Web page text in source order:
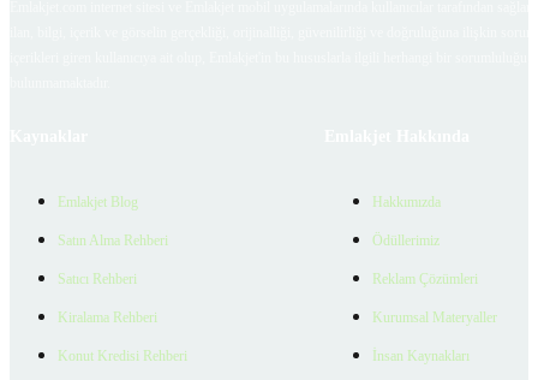
Emlakjet Blog
Satın Alma Rehberi
Satıcı Rehberi
Kiralama Rehberi
Konut Kredisi Rehberi
Hakkımızda
Ödüllerimiz
Reklam Çözümleri
Kurumsal Materyaller
İnsan Kaynakları